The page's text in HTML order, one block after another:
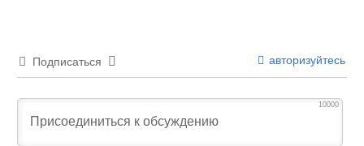
Подписаться авторизуйтесь
10000